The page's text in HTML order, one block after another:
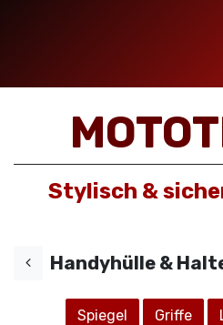
Stylisch &
Handyhülle &
Spiegel Griffe